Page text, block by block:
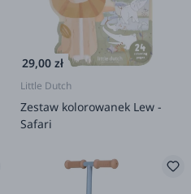
29,00 zł
Little Dutch
Zestaw kolorowanek Lew -
Safari